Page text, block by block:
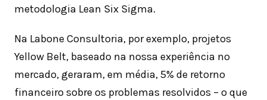
metodologia Lean Six Sigma.
Na Labone Consultoria, por exemplo, projetos
Yellow Belt, baseado na nossa experiência no
mercado, geraram, em média, 5% de retorno
financeiro sobre os problemas resolvidos – o que